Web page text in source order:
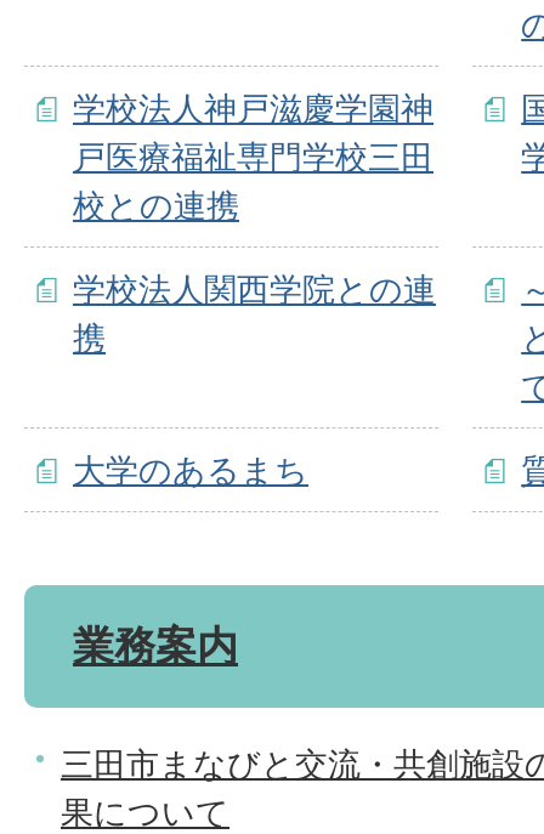
学校法人神戸滋慶学園神
戸医療福祉専門学校三田
校との連携
学校法人関西学院との連
携
大学のあるまち
業務案内
三田市まなびと交流・共創施設
果について